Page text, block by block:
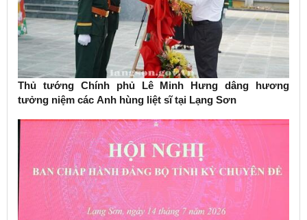
Thủ tướng Chính phủ Lê Minh Hưng dâng hương
tưởng niệm các Anh hùng liệt sĩ tại Lạng Sơn